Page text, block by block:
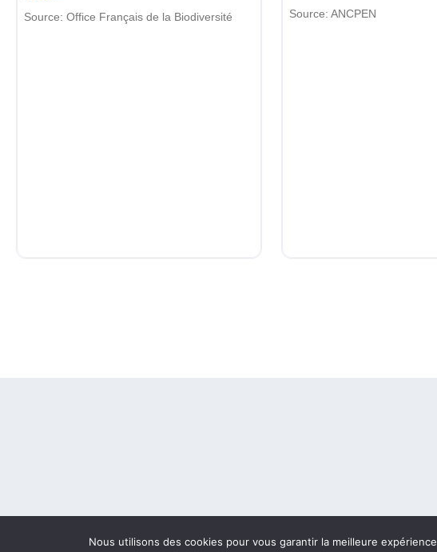
Source: Office Français de la Biodiversité
Source: ANCPEN
Nous utilisons des cookies pour vous garantir la meilleure